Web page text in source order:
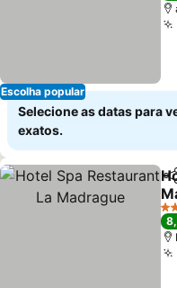
Escolha popular
Selecione as datas para
exatos.
3